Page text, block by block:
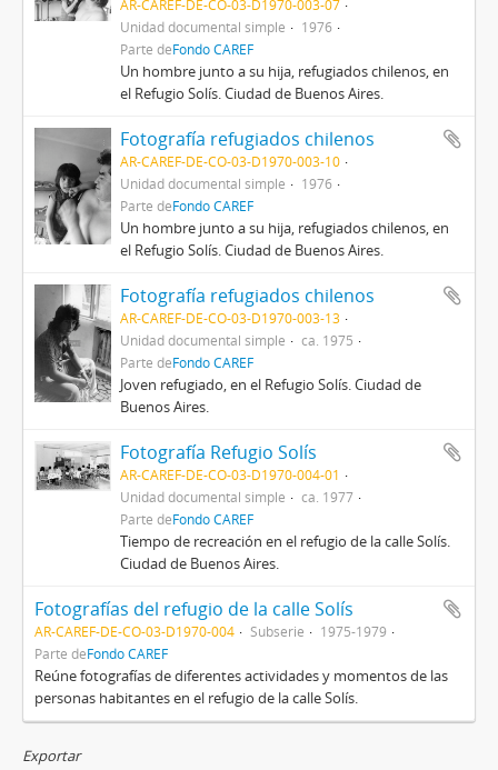
AR-CAREF-DE-CO-03-D1970-003-07
Unidad documental simple
1976
Parte deFondo CAREF
Un hombre junto a su hija, refugiados chilenos, en
el Refugio Solís. Ciudad de Buenos Aires.
Fotografía refugiados chilenos
AR-CAREF-DE-CO-03-D1970-003-10
Unidad documental simple
1976
Parte deFondo CAREF
Un hombre junto a su hija, refugiados chilenos, en
el Refugio Solís. Ciudad de Buenos Aires.
Fotografía refugiados chilenos
AR-CAREF-DE-CO-03-D1970-003-13
Unidad documental simple
ca. 1975
Parte deFondo CAREF
Joven refugiado, en el Refugio Solís. Ciudad de
Buenos Aires.
Fotografía Refugio Solís
AR-CAREF-DE-CO-03-D1970-004-01
Unidad documental simple
ca. 1977
Parte deFondo CAREF
Tiempo de recreación en el refugio de la calle Solís.
Ciudad de Buenos Aires.
Fotografías del refugio de la calle Solís
AR-CAREF-DE-CO-03-D1970-004 Subserie
1975-1979
Parte deFondo CAREF
Reúne fotografías de diferentes actividades y momentos de las
personas habitantes en el refugio de la calle Solís.
Exportar